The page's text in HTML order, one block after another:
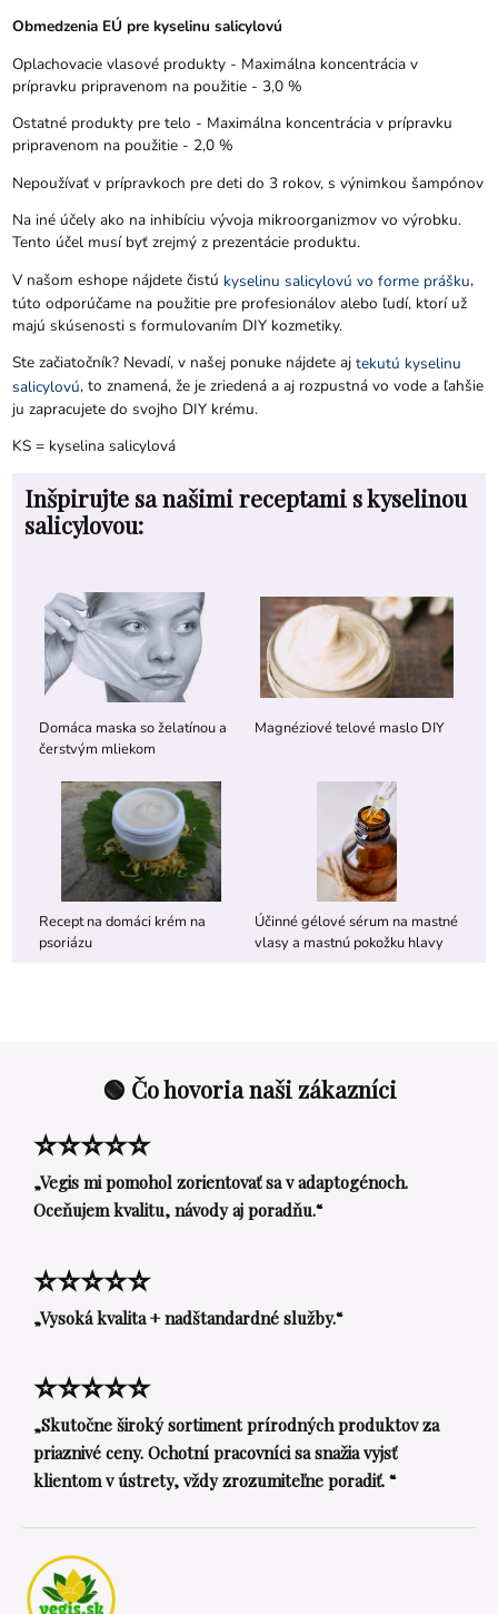
Obmedzenia EÚ pre kyselinu salicylovú
Oplachovacie vlasové produkty - Maximálna koncentrácia v
prípravku pripravenom na použitie - 3,0 %
Ostatné produkty pre telo - Maximálna koncentrácia v prípravku
pripravenom na použitie - 2,0 %
Nepoužívať v prípravkoch pre deti do 3 rokov, s výnimkou šampónov
Na iné účely ako na inhibíciu vývoja mikroorganizmov vo výrobku.
Tento účel musí byť zrejmý z prezentácie produktu.
V našom eshope nájdete čistú kyselinu salicylovú vo forme prášku,
túto odporúčame na použitie pre profesionálov alebo ľudí, ktorí už
majú skúsenosti s formulovaním DIY kozmetiky.
Ste začiatočník? Nevadí, v našej ponuke nájdete ajtekutú kyselinu
salicylovú, to znamená, že je zriedená a aj rozpustná vo vode a ľahšie
ju zapracujete do svojho DIY krému.
KS = kyselina salicylová
Inšpirujte sa našimi receptami s kyselinou
salicylovou:
Domáca maska so želatínou a
čerstvým mliekom
Magnéziové telové maslo DIY
Recept na domáci krém na
psoriázu
Účinné gélové sérum na mastné
vlasy a mastnú pokožku hlavy
🟢 Čo hovoria naši zákazníci
⭐⭐⭐⭐⭐
„Vegis mi pomohol zorientovať sa v adaptogénoch.
Oceňujem kvalitu, návody aj poradňu.“
⭐⭐⭐⭐⭐
„Vysoká kvalita + nadštandardné služby.“
⭐⭐⭐⭐⭐
„Skutočne široký sortiment prírodných produktov za
priaznivé ceny. Ochotní pracovníci sa snažia vyjsť
klientom v ústrety, vždy zrozumiteľne poradiť. “